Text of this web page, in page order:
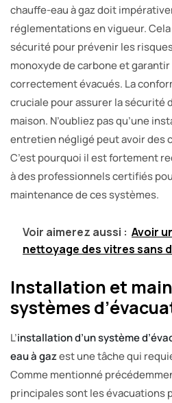
chauffe-eau à gaz doit
réglementations en vigueur.
sécurité pour prévenir les
monoxyde de carbone et
correctement évacués. La
cruciale pour assurer la sécurité
maison. N’oubliez pas qu’une
entretien négligé peut avoir des
C’est pourquoi il est fortement
à des professionnels certifiés
maintenance de ces systèmes.
Voir aimerez aussi : Avoir
nettoyage des vitres sans
Installation et
systèmes
L’installation d’un système
eau à gazest une tâche qui
Comme mentionné
principales sont les évacuations